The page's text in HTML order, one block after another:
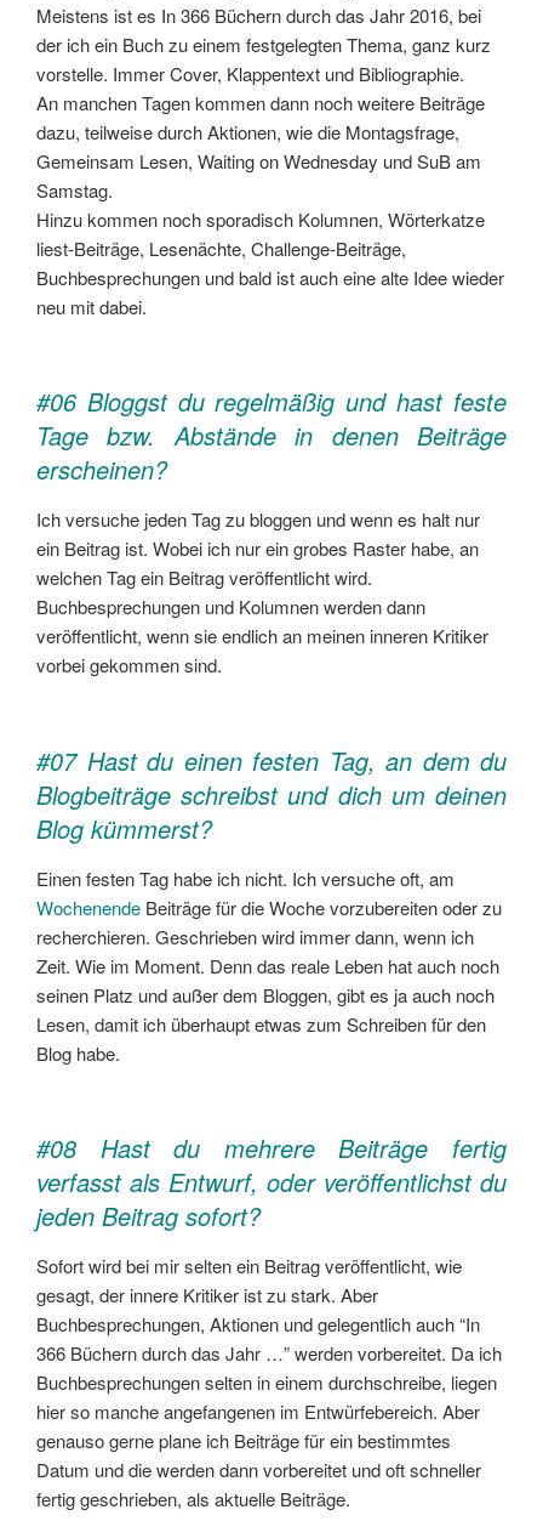
Meistens ist es In 366 Büchern durch das Jahr 2016, bei
der ich ein Buch zu einem festgelegten Thema, ganz kurz
vorstelle. Immer Cover, Klappentext und Bibliographie.
An manchen Tagen kommen dann noch weitere Beiträge
dazu, teilweise durch Aktionen, wie die Montagsfrage,
Gemeinsam Lesen, Waiting on Wednesday und SuB am
Samstag.
Hinzu kommen noch sporadisch Kolumnen, Wörterkatze
liest-Beiträge, Lesenächte, Challenge-Beiträge,
Buchbesprechungen und bald ist auch eine alte Idee wieder
neu mit dabei.
#06 Bloggst du regelmäßig und hast feste
Tage bzw. Abstände in denen Beiträge
erscheinen?
Ich versuche jeden Tag zu bloggen und wenn es halt nur
ein Beitrag ist. Wobei ich nur ein grobes Raster habe, an
welchen Tag ein Beitrag veröffentlicht wird.
Buchbesprechungen und Kolumnen werden dann
veröffentlicht, wenn sie endlich an meinen inneren Kritiker
vorbei gekommen sind.
#07 Hast du einen festen Tag, an dem du
Blogbeiträge schreibst und dich um deinen
Blog kümmerst?
Einen festen Tag habe ich nicht. Ich versuche oft, am
Wochenende Beiträge für die Woche vorzubereiten oder zu
recherchieren. Geschrieben wird immer dann, wenn ich
Zeit. Wie im Moment. Denn das reale Leben hat auch noch
seinen Platz und außer dem Bloggen, gibt es ja auch noch
Lesen, damit ich überhaupt etwas zum Schreiben für den
Blog habe.
#08 Hast du mehrere Beiträge fertig
verfasst als Entwurf, oder veröffentlichst du
jeden Beitrag sofort?
Sofort wird bei mir selten ein Beitrag veröffentlicht, wie
gesagt, der innere Kritiker ist zu stark. Aber
Buchbesprechungen, Aktionen und gelegentlich auch “In
366 Büchern durch das Jahr …” werden vorbereitet. Da ich
Buchbesprechungen selten in einem durchschreibe, liegen
hier so manche angefangenen im Entwürfebereich. Aber
genauso gerne plane ich Beiträge für ein bestimmtes
Datum und die werden dann vorbereitet und oft schneller
fertig geschrieben, als aktuelle Beiträge.